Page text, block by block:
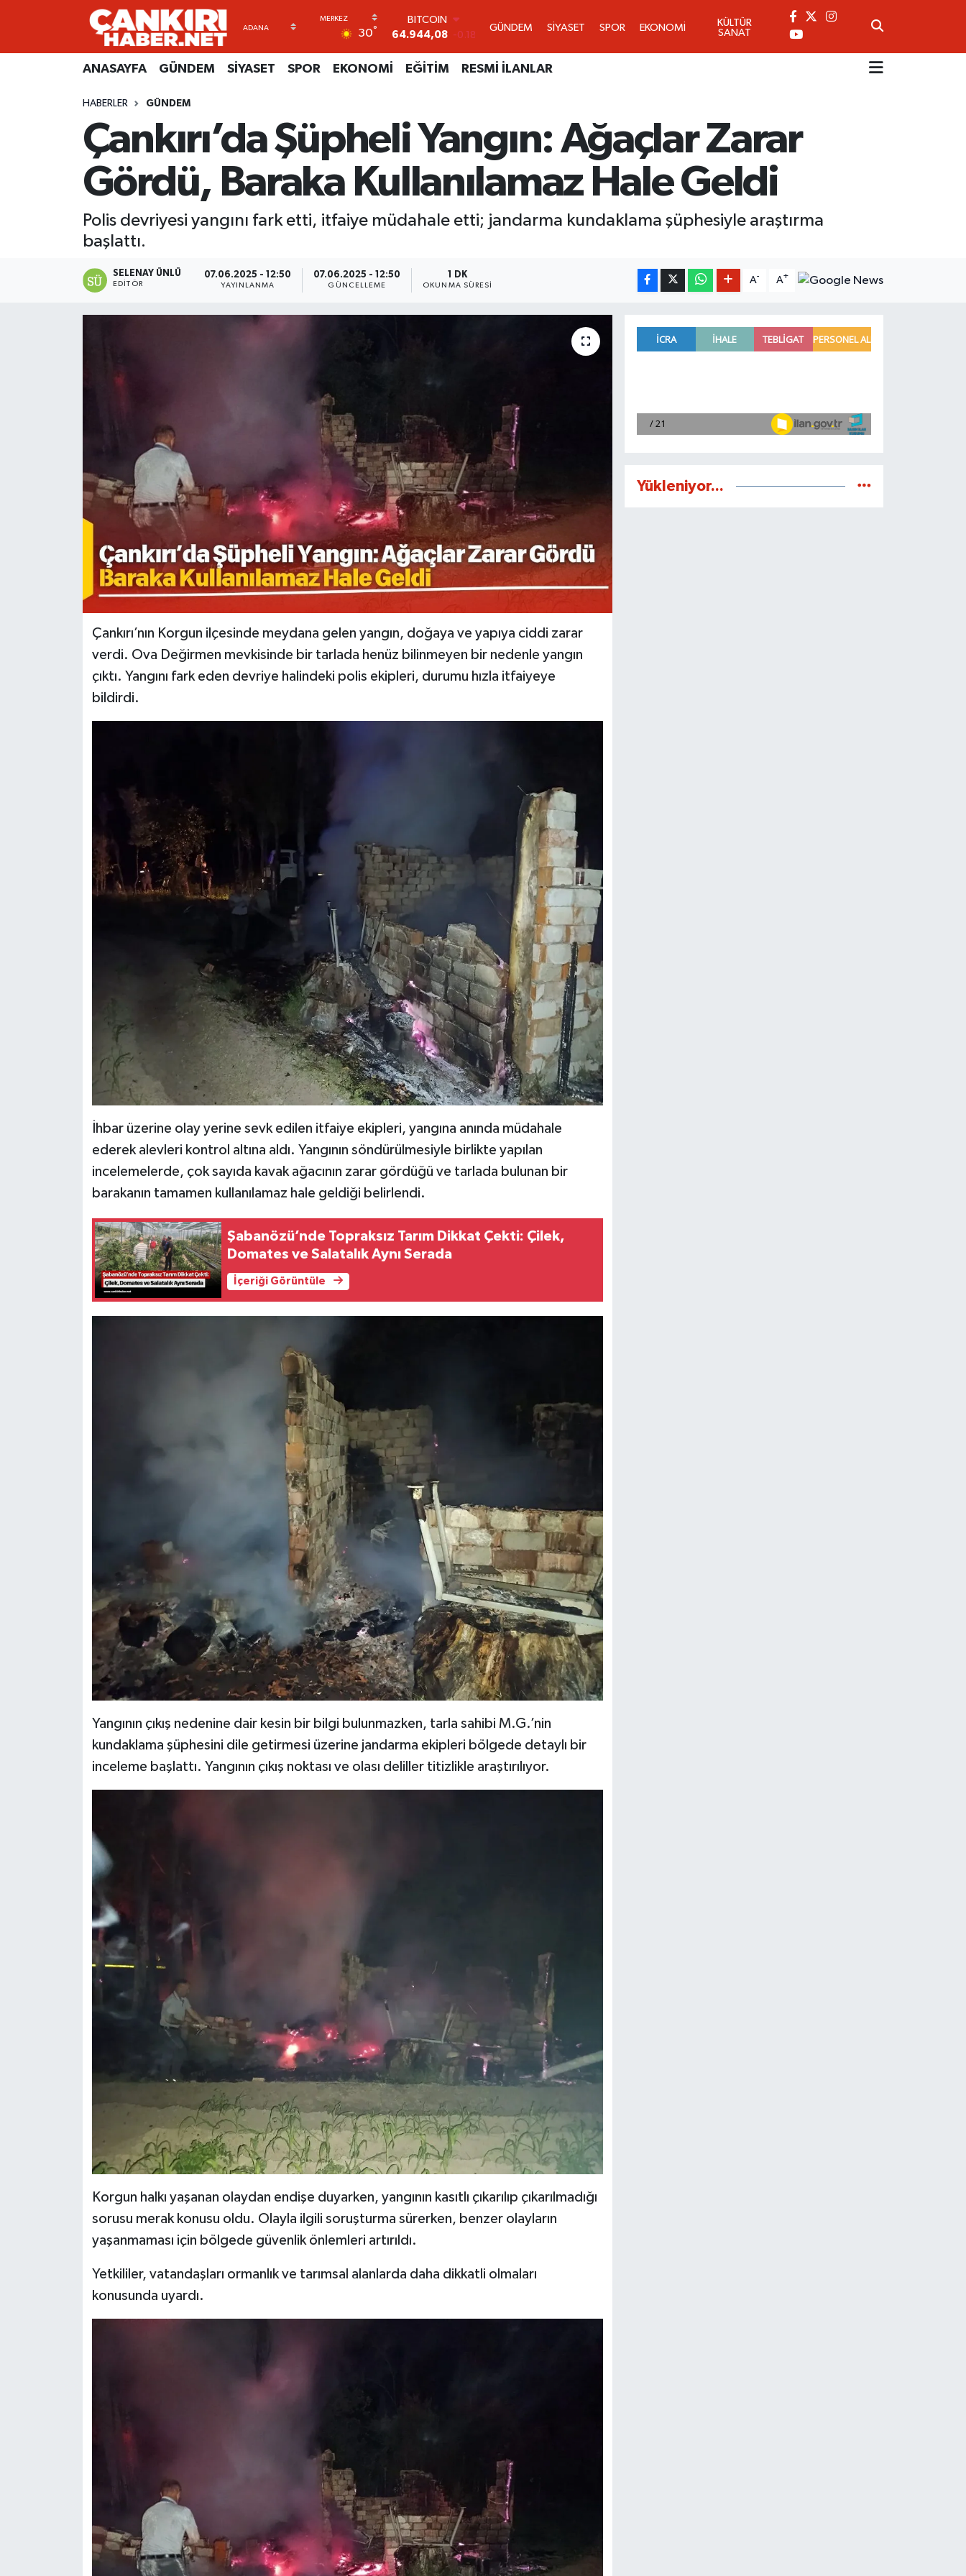
30°
DOLAR
47,7436 0.18
55,2510 0.32
6660.55
BİST100
13.779
-14
64.944,08
-0.18
GÜNDEM SİYASET SPOR EKONOMİ
KÜLTÜR
SANAT
ANASAYFA GÜNDEM SİYASET SPOR EKONOMİ EĞİTİM RESMİ İLANLAR
HABERLER GÜNDEM
Çankırı’da Şüpheli Yangın: Ağaçlar Zarar
Gördü, Baraka Kullanılamaz Hale Geldi
Polis devriyesi yangını fark etti, itfaiye müdahale etti; jandarma kundaklama şüphesiyle araştırma
başlattı.
SELENAY ÜNLÜ
EDITÖR
07.06.2025 - 12:50
YAYINLANMA
07.06.2025 - 12:50
GÜNCELLEME
1 DK
OKUNMA SÜRESI
A- A+
Çankırı’nın Korgun ilçesinde meydana gelen yangın, doğaya ve yapıya ciddi zarar
verdi. Ova Değirmen mevkisinde bir tarlada henüz bilinmeyen bir nedenle yangın
çıktı. Yangını fark eden devriye halindeki polis ekipleri, durumu hızla itfaiyeye
bildirdi.
İhbar üzerine olay yerine sevk edilen itfaiye ekipleri, yangına anında müdahale
ederek alevleri kontrol altına aldı. Yangının söndürülmesiyle birlikte yapılan
incelemelerde, çok sayıda kavak ağacının zarar gördüğü ve tarlada bulunan bir
barakanın tamamen kullanılamaz hale geldiği belirlendi.
Şabanözü’nde Topraksız Tarım Dikkat Çekti: Çilek,
Domates ve Salatalık Aynı Serada
İçeriği Görüntüle
Yangının çıkış nedenine dair kesin bir bilgi bulunmazken, tarla sahibi M.G.’nin
kundaklama şüphesini dile getirmesi üzerine jandarma ekipleri bölgede detaylı bir
inceleme başlattı. Yangının çıkış noktası ve olası deliller titizlikle araştırılıyor.
Korgun halkı yaşanan olaydan endişe duyarken, yangının kasıtlı çıkarılıp çıkarılmadığı
sorusu merak konusu oldu. Olayla ilgili soruşturma sürerken, benzer olayların
yaşanmaması için bölgede güvenlik önlemleri artırıldı.
Yetkililer, vatandaşları ormanlık ve tarımsal alanlarda daha dikkatli olmaları
konusunda uyardı.
Yükleniyor...
ANASAYFA
SİYASET
RESMİ İLANLAR
Künye
Gizlilik Sözleşmesi
BİYOGRAFİLER
GÜNDEM
VİZYONDAKİLER
Merkez Hava Durumu
Süper Lig Puan Durumu ve Fikstür
Tüm Manşetler
Haber Arşivi